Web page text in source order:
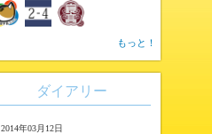
もっと！
ダイアリー
2014年03月12日